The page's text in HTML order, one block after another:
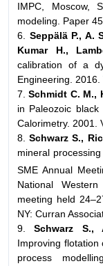
IMPC, Moscow,
modeling. Paper
6. Seppälä P., A.
Kumar H.,
calibration of a
Engineering. 2016.
7.Schmidt C. M.,
in Paleozoic
Calorimetry. 2001.
8.Schwarz S.,
mineral
SME Annual
National
meeting held
NY: Curran
9.
Schwarz S.,
Improving
process